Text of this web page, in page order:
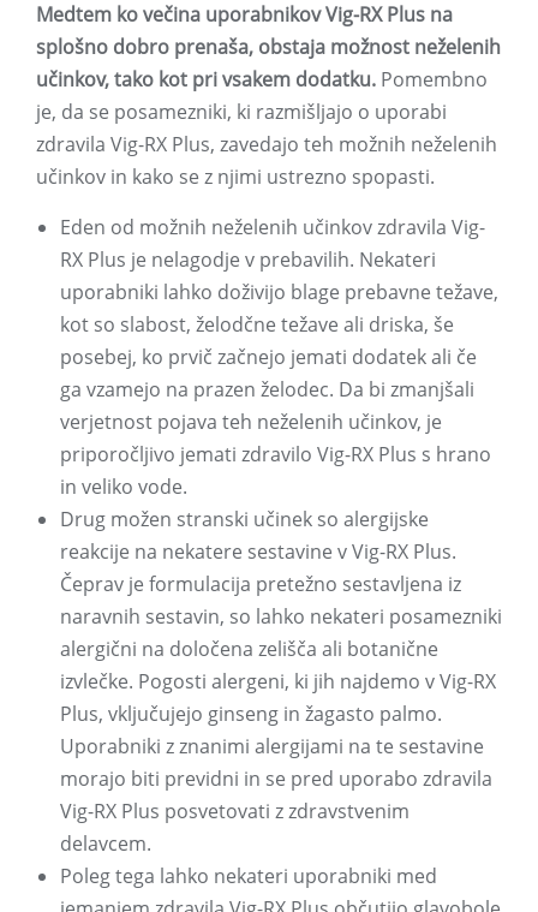
Medtem ko večina uporabnikov Vig-RX Plus na
splošno dobro prenaša, obstaja možnost neželenih
učinkov, tako kot pri vsakem dodatku. Pomembno
je, da se posamezniki, ki razmišljajo o uporabi
zdravila Vig-RX Plus, zavedajo teh možnih neželenih
učinkov in kako se z njimi ustrezno spopasti.
Eden od možnih neželenih učinkov zdravila Vig-
RX Plus je nelagodje v prebavilih. Nekateri
uporabniki lahko doživijo blage prebavne težave,
kot so slabost, želodčne težave ali driska, še
posebej, ko prvič začnejo jemati dodatek ali če
ga vzamejo na prazen želodec. Da bi zmanjšali
verjetnost pojava teh neželenih učinkov, je
priporočljivo jemati zdravilo Vig-RX Plus s hrano
in veliko vode.
Drug možen stranski učinek so alergijske
reakcije na nekatere sestavine v Vig-RX Plus.
Čeprav je formulacija pretežno sestavljena iz
naravnih sestavin, so lahko nekateri posamezniki
alergični na določena zelišča ali botanične
izvlečke. Pogosti alergeni, ki jih najdemo v Vig-RX
Plus, vključujejo ginseng in žagasto palmo.
Uporabniki z znanimi alergijami na te sestavine
morajo biti previdni in se pred uporabo zdravila
Vig-RX Plus posvetovati z zdravstvenim
delavcem.
Poleg tega lahko nekateri uporabniki med